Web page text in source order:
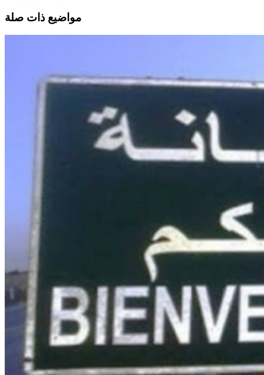
مواضيع ذات صلة